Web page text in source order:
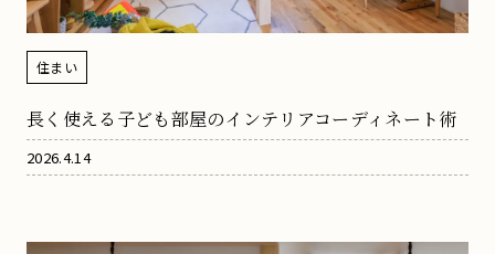
住まい
長く使える子ども部屋のインテリアコーディネート術
2026.4.14